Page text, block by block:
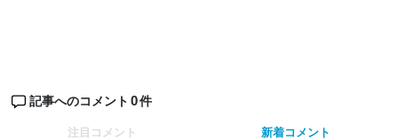
記事へのコメント 0件
注目コメント 新着コメント